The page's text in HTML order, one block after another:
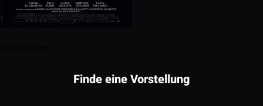
Finde eine Vorstellung